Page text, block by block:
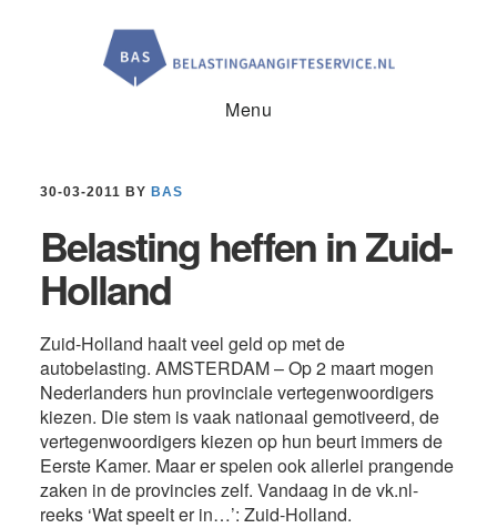
Menu
30-03-2011 BY BAS
Belasting heffen in Zuid-
Holland
Zuid-Holland haalt veel geld op met de
autobelasting. AMSTERDAM – Op 2 maart mogen
Nederlanders hun provinciale vertegenwoordigers
kiezen. Die stem is vaak nationaal gemotiveerd, de
vertegenwoordigers kiezen op hun beurt immers de
Eerste Kamer. Maar er spelen ook allerlei prangende
zaken in de provincies zelf. Vandaag in de vk.nl-
reeks ‘Wat speelt er in…’: Zuid-Holland.